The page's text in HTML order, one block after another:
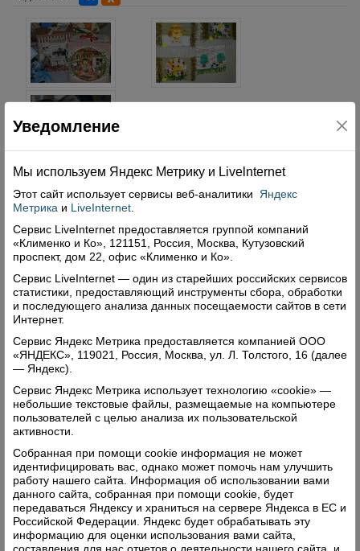
Комментарии (0)
Оставить комментарий
Свежий номер
Уведомление
Мы используем Яндекс Метрику и Livelnternet
Этот сайт использует сервисы веб-аналитики
Яндекс
Метрика и LiveInternet
Сервис LiveInternet предоставляется группой компаний
«Клименко и Ко», 121151, Россия, Москва, Кутузовский
проспект, дом 22, офис «Клименко и Ко».
Сервис LiveInternet — один из старейших российских сервисов
статистики, предоставляющий инструменты сбора, обработки
и последующего анализа данных посещаемости сайтов в сети
Интернет.
Сервис Яндекс Метрика предоставляется компанией ООО
«ЯНДЕКС», 119021, Россия, Москва, ул. Л. Толстого, 16 (далее
— Яндекс).
Сервис Яндекс Метрика использует технологию «cookie» —
небольшие текстовые файлы, размещаемые на компьютере
пользователей с целью анализа их пользовательской
активности.
Собранная при помощи cookie информация не может
идентифицировать вас, однако может помочь нам улучшить
работу нашего сайта. Информация об использовании вами
данного сайта, собранная при помощи cookie, будет
передаваться Яндексу и храниться на сервере Яндекса в ЕС и
Российской Федерации. Яндекс будет обрабатывать эту
информацию для оценки использования вами сайта,
составления для нас отчетов о деятельности нашего сайта, и